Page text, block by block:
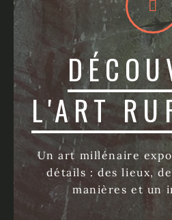
L'ART
Un art millénaire
détails : des lieux,
manières et un